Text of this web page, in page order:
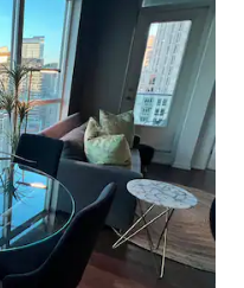
„Odabrali gosti”